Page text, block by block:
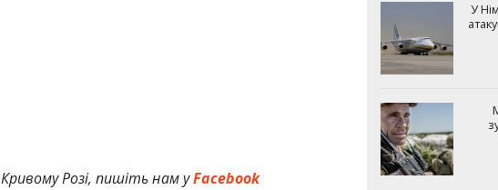
Розі, пишіть нам уFacebook